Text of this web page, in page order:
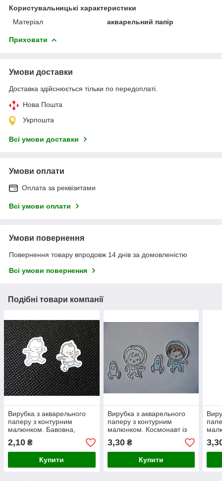
Користувальницькі характеристики
Матеріал
акварельний папір
Приховати
Умови доставки
Доставка здійснюється тільки по передоплаті.
Нова Пошта
Укрпошта
Всі умови доставки
Умови оплати
Оплата за реквізитами
Всі умови оплати
Умови повернення
Повернення товару впродовж 14 днів за домовленістю
Всі умови повернення
Подібні товари компанії
Вирубка з акварельного
паперу з контурним
малюнком. Бавовна,
17х20 мм
2,10 ₴
Купити
Вирубка з акварельного
паперу з контурним
малюнком. Космонавт із
ракетою, 23х35 мм
3,30₴
Купити